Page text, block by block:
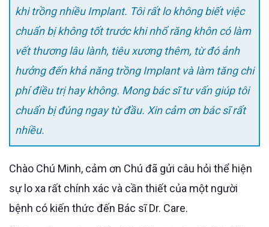
khi trồng nhiều Implant. Tôi rất lo không biết việc
chuẩn bị không tốt trước khi nhổ răng khôn có làm
vết thương lâu lành, tiêu xương thêm, từ đó ảnh
hưởng đến khả năng trồng Implant và làm tăng chi
phí điều trị hay không. Mong bác sĩ tư vấn giúp tôi
chuẩn bị đúng ngay từ đầu. Xin cảm ơn bác sĩ rất
nhiều.
Chào Chú Minh, cảm ơn Chú đã gửi câu hỏi thể hiện
sự lo xa rất chính xác và cần thiết của một người
bệnh có kiến thức đến Bác sĩ Dr. Care.